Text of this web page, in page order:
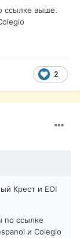
ссылке выше.
2
Крест и EOI
по ссылке
и Colegio